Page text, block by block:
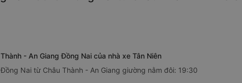
- An Giang Đồng Nai của nhà xe Tân Niên
Nai từ Châu Thành - An Giang giường nằm đôi: 19:30